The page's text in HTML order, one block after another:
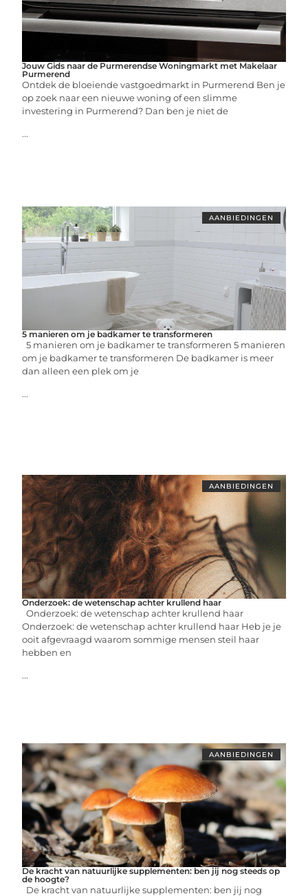
Jouw Gids naar de Purmerendse Woningmarkt met Makelaar
Purmerend
Ontdek de bloeiende vastgoedmarkt in Purmerend Ben je
op zoek naar een nieuwe woning of een slimme
investering in Purmerend? Dan ben je niet de
...
AANBIEDINGEN
5 manieren om je badkamer te transformeren
5 manieren om je badkamer te transformeren 5 manieren
om je badkamer te transformeren De badkamer is meer
dan alleen een plek om je
...
AANBIEDINGEN
Onderzoek: de wetenschap achter krullend haar
Onderzoek: de wetenschap achter krullend haar
Onderzoek: de wetenschap achter krullend haar Heb je je
ooit afgevraagd waarom sommige mensen steil haar
hebben en
...
AANBIEDINGEN
De kracht van natuurlijke supplementen: ben jij nog steeds op
de hoogte?
De kracht van natuurlijke supplementen: ben jij nog